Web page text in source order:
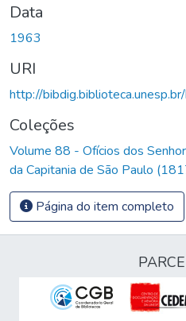
Data
1963
URI
http://
Coleções
Volume 88 - Ofícios dos
da Capitania de São Paulo
Página do item completo